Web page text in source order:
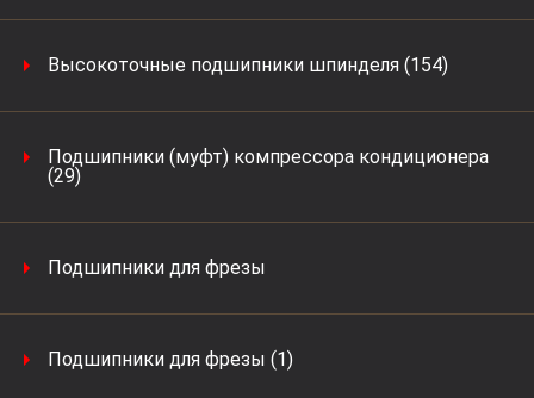
Высокоточные подшипники шпинделя (154)
Подшипники (муфт) компрессора кондиционера
(29)
Подшипники для фрезы
Подшипники для фрезы (1)